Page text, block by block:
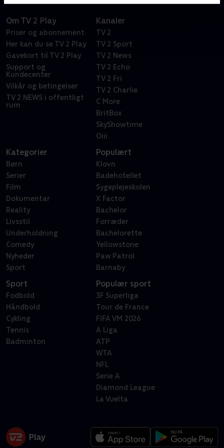
Om TV 2 Play
Priser og abonnement
Her kan du se TV 2 Play
Gavekort til TV 2 Play
Support og
Kundecenter
Vilkår og betingelser
TV 2 NEWS i offentligt
rum
Kanaler
TV 2
TV 2 Sport
TV 2 News
TV 2 Echo
TV 2 Fri
TV 2 Charlie
C More
BritBox
SkyShowtime
Oiii
Kategorier
Børn
Serier
Film
Dokumentar
Reality
Livsstil
Underholdning
Comedy
Nyheder
Sport
Populært
Klovn
Badehotellet
Sygeplejeskolen
X Factor
Bachelor
Forræder
Bachelorette
Yellowstone
Paw Patrol
Barnaby
Sport
Fodbold
Håndbold
Cykling
Tennis
Badminton
Populær sport
3F Superliga
Tour de France
FIFA VM 2026
A Liga
ATP
WTA
NFL
Serie A
Diamond League
La Vuelta